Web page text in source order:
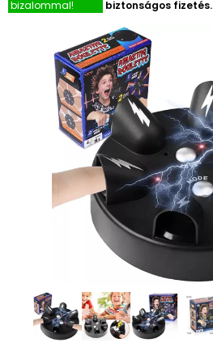
bizalommal!
biztonságos fizetés.